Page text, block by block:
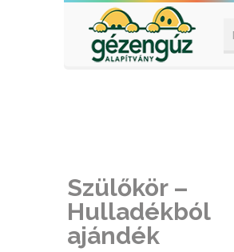
Szülőkör –
Hulladékból
ajándék